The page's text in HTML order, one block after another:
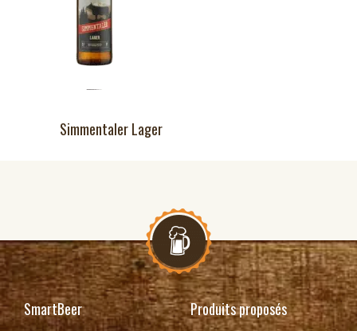
Simmentaler Lager
SmartBeer
Produits proposés